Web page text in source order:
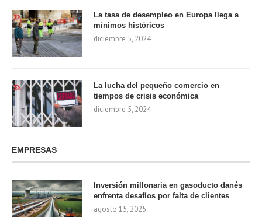
La tasa de desempleo en Europa llega a
mínimos históricos
diciembre 5, 2024
La lucha del pequeño comercio en
tiempos de crisis económica
diciembre 5, 2024
EMPRESAS
Inversión millonaria en gasoducto danés
enfrenta desafíos por falta de clientes
agosto 15, 2025